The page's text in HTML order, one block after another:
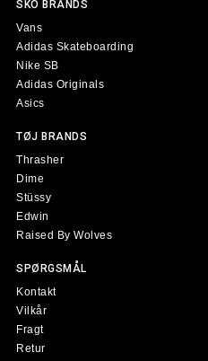
SKO BRANDS
Vans
Adidas Skateboarding
Nike SB
Adidas Originals
Asics
TØJ BRANDS
Thrasher
Dime
Stüssy
Edwin
Raised By Wolves
SPØRGSMÅL
Kontakt
Vilkår
Fragt
Retur